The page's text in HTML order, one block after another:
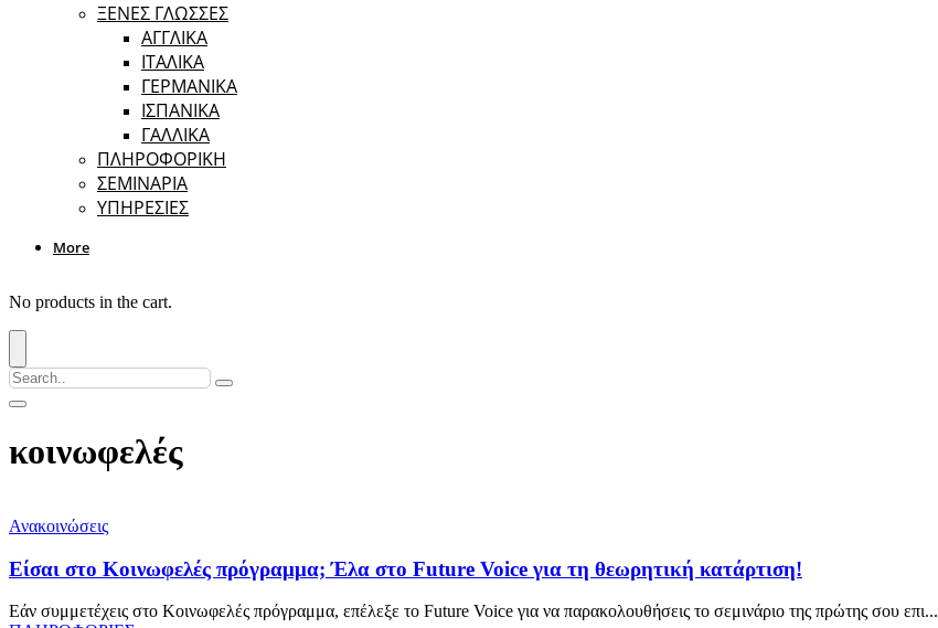
ΞΕΝΕΣ ΓΛΩΣΣΕΣ
ΑΓΓΛΙΚΑ
ΙΤΑΛΙΚΑ
ΓΕΡΜΑΝΙΚΑ
ΙΣΠΑΝΙΚΑ
ΓΑΛΛΙΚΑ
ΠΛΗΡΟΦΟΡΙΚΗ
ΣΕΜΙΝΑΡΙΑ
ΥΠΗΡΕΣΙΕΣ
More
No products in the cart.
κοινωφελές
Ανακοινώσεις
Είσαι στο Κοινωφελές πρόγραμμα; Έλα στο Future Voice για τη θεωρητική κατάρτιση!
Εάν συμμετέχεις στο Κοινωφελές πρόγραμμα, επέλεξε το Future Voice για να παρακολουθήσεις το σεμινάριο της πρώτης σου επι...